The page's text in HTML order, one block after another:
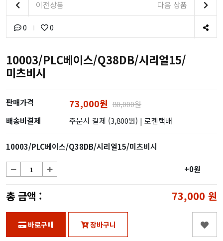
이전상품 다음 상품
0 0
10003/PLC베이스/Q38DB/시리얼15/
미츠비시
판매가격 73,000원 80,000원
배송비결제
주문시 결제 (3,800원) | 로젠택배
10003/PLC베이스/Q38DB/시리얼15/미츠비시
+0원
총 금액 : 73,000 원
바로구매 장바구니